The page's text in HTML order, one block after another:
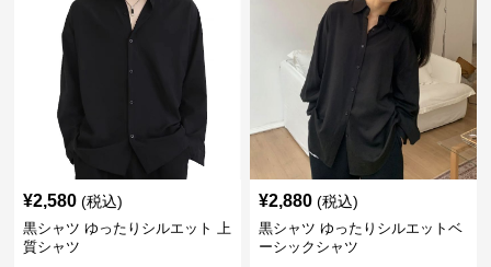
¥2,580 (税込)
黒シャツ ゆったりシルエット 上
質シャツ
¥2,880 (税込)
黒シャツ ゆったりシルエットベ
ーシックシャツ